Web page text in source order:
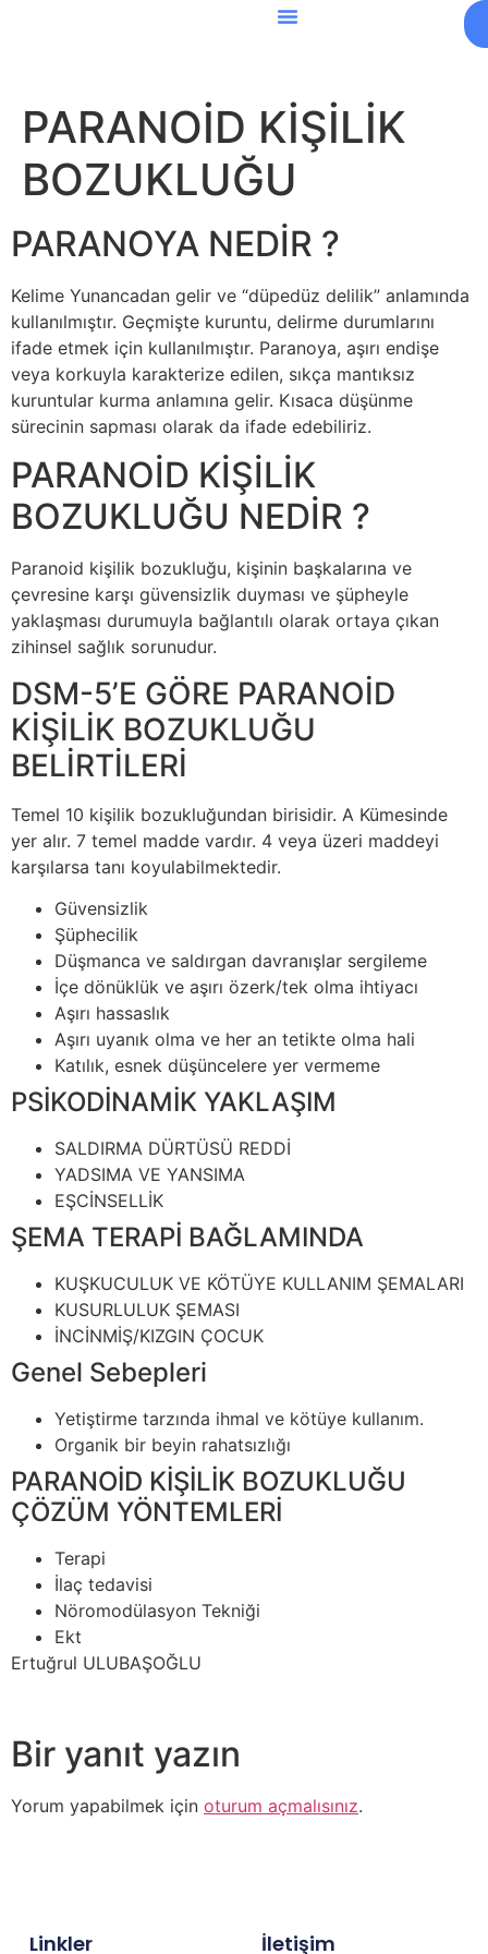
PARANOİD KİŞİLİK
BOZUKLUĞU
PARANOYA NEDİR ?
Kelime Yunancadan gelir ve “düpedüz delilik” anlamında
kullanılmıştır. Geçmişte kuruntu, delirme durumlarını
ifade etmek için kullanılmıştır. Paranoya, aşırı endişe
veya korkuyla karakterize edilen, sıkça mantıksız
kuruntular kurma anlamına gelir. Kısaca düşünme
sürecinin sapması olarak da ifade edebiliriz.
PARANOİD KİŞİLİK
BOZUKLUĞU NEDİR ?
Paranoid kişilik bozukluğu, kişinin başkalarına ve
çevresine karşı güvensizlik duyması ve şüpheyle
yaklaşması durumuyla bağlantılı olarak ortaya çıkan
zihinsel sağlık sorunudur.
DSM-5’E GÖRE PARANOİD
KİŞİLİK BOZUKLUĞU
BELİRTİLERİ
Temel 10 kişilik bozukluğundan birisidir. A Kümesinde
yer alır. 7 temel madde vardır. 4 veya üzeri maddeyi
karşılarsa tanı koyulabilmektedir.
Güvensizlik
Şüphecilik
Düşmanca ve saldırgan davranışlar sergileme
İçe dönüklük ve aşırı özerk/tek olma ihtiyacı
Aşırı hassaslık
Aşırı uyanık olma ve her an tetikte olma hali
Katılık, esnek düşüncelere yer vermeme
PSİKODİNAMİK YAKLAŞIM
SALDIRMA DÜRTÜSÜ REDDİ
YADSIMA VE YANSIMA
EŞCİNSELLİK
ŞEMA TERAPİ BAĞLAMINDA
KUŞKUCULUK VE KÖTÜYE KULLANIM ŞEMALARI
KUSURLULUK ŞEMASI
İNCİNMİŞ/KIZGIN ÇOCUK
Genel Sebepleri
Yetiştirme tarzında ihmal ve kötüye kullanım.
Organik bir beyin rahatsızlığı
PARANOİD KİŞİLİK BOZUKLUĞU
ÇÖZÜM YÖNTEMLERİ
Terapi
İlaç tedavisi
Nöromodülasyon Tekniği
Ekt
Ertuğrul ULUBAŞOĞLU
Bir yanıt yazın
Yorum yapabilmek için oturum açmalısınız.
Linkler İletişim